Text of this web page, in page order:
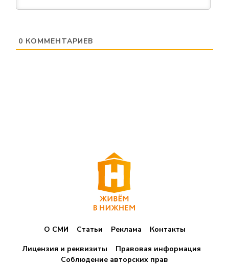
0 КОММЕНТАРИЕВ
О СМИ Статьи Реклама
Контакты
Лицензия и реквизиты
Правовая информация
Соблюдение авторских прав